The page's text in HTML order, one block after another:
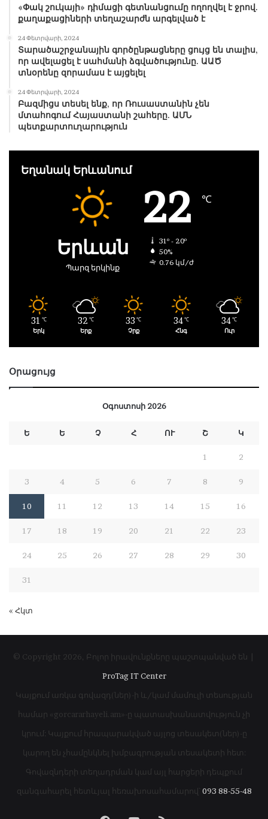
«Փակ շուկայի» դիմացի գետնանցումը ողողվել է ջրով.
քաղաքացիների տեղաշարժն արգելված է
24 Փետրվարի, 2024
Տարածաշրջանային գործընթացները ցույց են տալիս,
որ ավելացել է սահմանի ձգվածությունը. ԱԱԾ
տնօրենը զորամաս է այցելել
24 Փետրվարի, 2024
Բազմիցս տեսել ենք, որ Ռուսաստանին չեն
մտահոգում Հայաստանի շահերը. ԱՄՆ
պետքարտուղարություն
Եղանակ Երևանում
Երևան
Պարզ երկինք
22 ℃
31º - 20º
50%
0.76 կմ/ժ
31 ℃
Երկ
32 ℃
Երք
33 ℃
Չրք
34 ℃
Հնգ
34 ℃
Ուր
Օրացույց
Օգոստոսի 2026
Ե Ե Չ Հ ՈՒ Շ Կ
1 2
3 4 5 6 7 8 9
10 11 12 13 14 15 16
17 18 19 20 21 22 23
24 25 26 27 28 29 30
31
« Հկտ
© Copyright 2026, Բոլոր իրավունքները պաշտպանված են |
ProTag IT Center
Կայքում առկա գովազդ(ներ)-ի և/կամ մամուլի տեսության
համար «gorcararhayeli.am»-ը պատասխանատվություն չի
կրում: Կայքում հրապարակված այլոց տեսակետ(ներ)-ը
կարող են չհամընկնել խմբագրության տեսակետի հետ:
Գովազնդերի տեղադրման կամ այլ հարցերի դեպքում
զանգահարել հետևյալ հեռախոսահամարով՝ 093 88-55-48